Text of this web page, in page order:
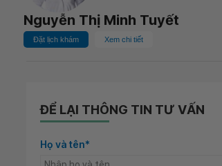
Nguyễn Thị Minh Tuyết
Đặt lịch khám Xem chi tiết
ĐỂ LẠI THÔNG TIN TƯ VẤN
Họ và tên*